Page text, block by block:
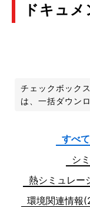
ドキュメ
チェックボック
は、一括ダウン
すべ
シ
熱シミュレー
環境関連情報